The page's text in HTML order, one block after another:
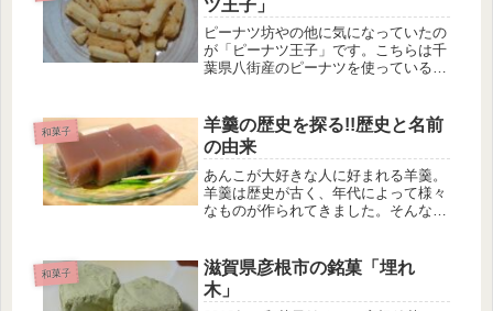
ツ王子」
ピーナツ坊やの他に気になっていたの
が「ピーナツ王子」です。こちらは千
葉県八街産のピーナツを使っていると
徴 サクサクの揚げおかきである ピー
ナツは千葉県八街産を使っている
見...
和菓子
羊羹の歴史を探る!!歴史と名前
の由来
あんこが大好きな人に好まれる羊羹。
羊羹は歴史が古く、年代によって様々
なものが作られてきました。そんな羊
羊(ひつじ)の羹(あつもの)という、羊
の肉を煮込んだスープです。これが...
和菓子
滋賀県彦根市の銘菓「埋れ
木」